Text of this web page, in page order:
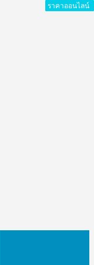
ราคาออนไลน์
ราคาออนไลน์
ราคาออนไลน์
ราคาออนไลน์
ราคาออนไลน์
ราคาออนไลน์
ราคาออนไลน์
ราคาออนไลน์